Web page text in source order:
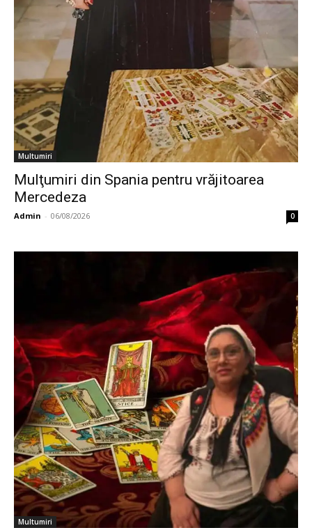
Multumiri
Mulţumiri din Spania pentru vrăjitoarea
Mercedeza
Admin - 06/08/2026 0
Multumiri